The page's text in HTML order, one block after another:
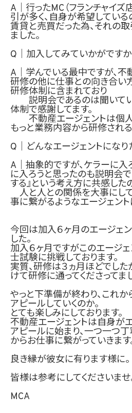
A｜行ったMC（フランチャイ
引が多く、自身が希望している
賃貸と売買だった為、それの
ました。
Q｜加入してみていかがですか
A｜学んでいる最中ですが、
研修の他に仕事との向き合い
研修体制に含まれており
説明会であるのは聞いて
体制で感謝してます。
不動産エージェントは個人
もっと業務内容から研修され
Q｜どんなエージェントになり
A｜抽象的ですが、ケラーに入
に入ろうと思ったのも説明会
する』という考え方に共感した
人と人との関係を大事にし
事に繋がるようなエージェント
今回は加入６ヶ月のエージェ
した。
加入６ヶ月ですがこのエージ
士試験に挑戦しております。
実質、研修は３ヵ月ほどでした
けて研修に通ってくださってま
やっと下準備が終わり、これ
アピールしていくのか。
とても楽しみにしております。
不動産エージェントは自身が
アピールに始まり、一つ一つ
からお仕事に繋がっていきます
良き縁が彼女に有ります様に。
皆様は参考にしてくださいませ
MCA